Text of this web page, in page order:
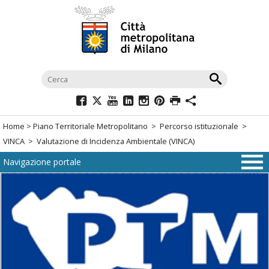
navigazione
menù
di
navigazione
Salta
contenuto
Salta
Home > Piano Territoriale Metropolitano > Percorso istituzionale >
VINCA > Valutazione di Incidenza Ambientale (VINCA)
Navigazione portale